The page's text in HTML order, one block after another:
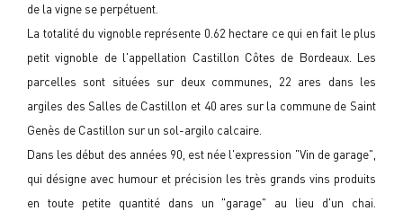
de la vigne se perpétuent.
La totalité du vignoble représente 0.62 hectare ce qui en fait le plus
petit vignoble de l'appellation Castillon Côtes de Bordeaux. Les
parcelles sont situées sur deux communes, 22 ares dans les
argiles des Salles de Castillon et 40 ares sur la commune de Saint
Genès de Castillon sur un sol-argilo calcaire.
Dans les début des années 90, est née l'expression "Vin de garage",
qui désigne avec humour et précision les très grands vins produits
en toute petite quantité dans un "garage" au lieu d'un chai.